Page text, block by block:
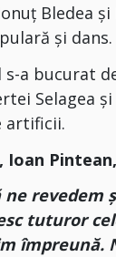
Bledea
și dans.
s-a bucurat
Selagea
artificii.
Ioan
ne revedem
tuturor
împreună.